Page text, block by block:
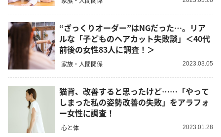
“ざっくりオーダー”はNGだった…。リア
ルな「子どものヘアカット失敗談」＜40代
前後の女性83人に調査！＞
家族・人間関係 2023.03.05
猫背、改善すると思ったけど……「やって
しまった私の姿勢改善の失敗」をアラフォ
ー女性に調査！
心と体 2023.01.28